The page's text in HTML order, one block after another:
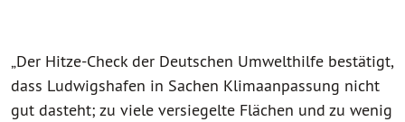
„Der Hitze-Check der Deutschen Umwelthilfe bestätigt,
dass Ludwigshafen in Sachen Klimaanpassung nicht
gut dasteht; zu viele versiegelte Flächen und zu wenig